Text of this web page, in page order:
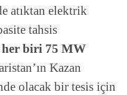
atıktan elektrik
tahsis
her biri 75 MW
Kazan
olacak bir tesis için